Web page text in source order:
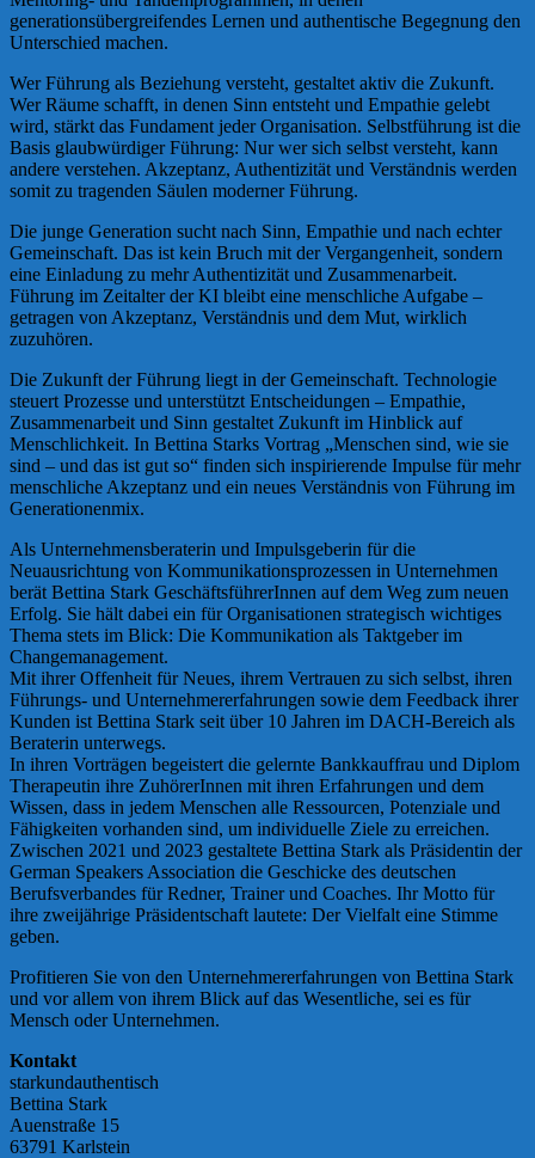
generationsübergreifendes Lernen und authentische Begegnung den
Unterschied machen.
Wer Führung als Beziehung versteht, gestaltet aktiv die Zukunft.
Wer Räume schafft, in denen Sinn entsteht und Empathie gelebt
wird, stärkt das Fundament jeder Organisation. Selbstführung ist die
Basis glaubwürdiger Führung: Nur wer sich selbst versteht, kann
andere verstehen. Akzeptanz, Authentizität und Verständnis werden
somit zu tragenden Säulen moderner Führung.
Die junge Generation sucht nach Sinn, Empathie und nach echter
Gemeinschaft. Das ist kein Bruch mit der Vergangenheit, sondern
eine Einladung zu mehr Authentizität und Zusammenarbeit.
Führung im Zeitalter der KI bleibt eine menschliche Aufgabe –
getragen von Akzeptanz, Verständnis und dem Mut, wirklich
zuzuhören.
Die Zukunft der Führung liegt in der Gemeinschaft. Technologie
steuert Prozesse und unterstützt Entscheidungen – Empathie,
Zusammenarbeit und Sinn gestaltet Zukunft im Hinblick auf
Menschlichkeit. In Bettina Starks Vortrag „Menschen sind, wie sie
sind – und das ist gut so“ finden sich inspirierende Impulse für mehr
menschliche Akzeptanz und ein neues Verständnis von Führung im
Generationenmix.
Als Unternehmensberaterin und Impulsgeberin für die
Neuausrichtung von Kommunikationsprozessen in Unternehmen
berät Bettina Stark GeschäftsführerInnen auf dem Weg zum neuen
Erfolg. Sie hält dabei ein für Organisationen strategisch wichtiges
Thema stets im Blick: Die Kommunikation als Taktgeber im
Changemanagement.
Mit ihrer Offenheit für Neues, ihrem Vertrauen zu sich selbst, ihren
Führungs- und Unternehmererfahrungen sowie dem Feedback ihrer
Kunden ist Bettina Stark seit über 10 Jahren im DACH-Bereich als
Beraterin unterwegs.
In ihren Vorträgen begeistert die gelernte Bankkauffrau und Diplom
Therapeutin ihre ZuhörerInnen mit ihren Erfahrungen und dem
Wissen, dass in jedem Menschen alle Ressourcen, Potenziale und
Fähigkeiten vorhanden sind, um individuelle Ziele zu erreichen.
Zwischen 2021 und 2023 gestaltete Bettina Stark als Präsidentin der
German Speakers Association die Geschicke des deutschen
Berufsverbandes für Redner, Trainer und Coaches. Ihr Motto für
ihre zweijährige Präsidentschaft lautete: Der Vielfalt eine Stimme
geben.
Profitieren Sie von den Unternehmererfahrungen von Bettina Stark
und vor allem von ihrem Blick auf das Wesentliche, sei es für
Mensch oder Unternehmen.
Kontakt
starkundauthentisch
Bettina Stark
Auenstraße 15
63791 Karlstein